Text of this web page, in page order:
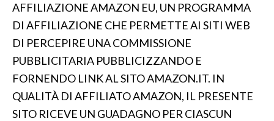
AFFILIAZIONE AMAZON EU, UN PROGRAMMA
DI AFFILIAZIONE CHE PERMETTE AI SITI WEB
DI PERCEPIRE UNA COMMISSIONE
PUBBLICITARIA PUBBLICIZZANDO E
FORNENDO LINK AL SITO AMAZON.IT. IN
QUALITÀ DI AFFILIATO AMAZON, IL PRESENTE
SITO RICEVE UN GUADAGNO PER CIASCUN